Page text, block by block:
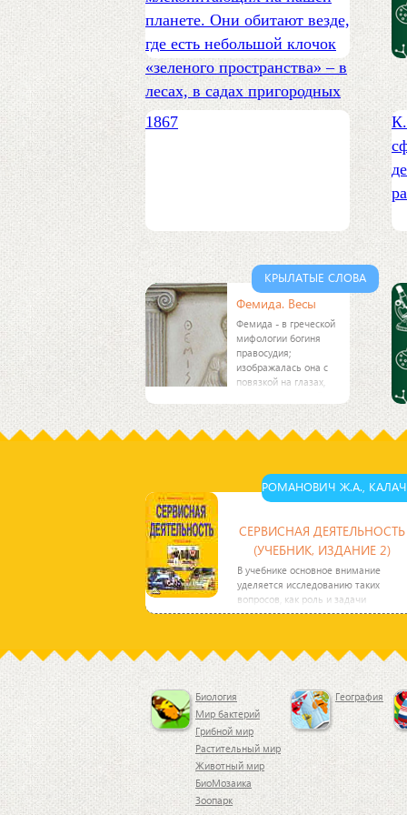
планете. Они обитают везде,
где есть небольшой клочок
«зеленого пространства» – в
лесах, в садах пригородных
1867
КРЫЛАТЫЕ СЛОВА
Фемида. Весы
Фемида - в греческой
мифологии богиня
правосудия;
изображалась она с
повязкой на глазах,
беспристрастие, с
которой она судит
обвиняемых. В одной
РОМАНОВИЧ Ж.А.,
СЕРВИСНАЯ ДЕЯТЕЛЬНОСТЬ
(УЧЕБНИК, ИЗДАНИЕ 2)
В учебнике основное внимание
уделяется исследованию таких
вопросов, как роль и задачи
сервисных услуг в
Биология
Мир бактерий
Грибной мир
Растительный мир
Животный мир
БиоМозаика
Зоопарк
География